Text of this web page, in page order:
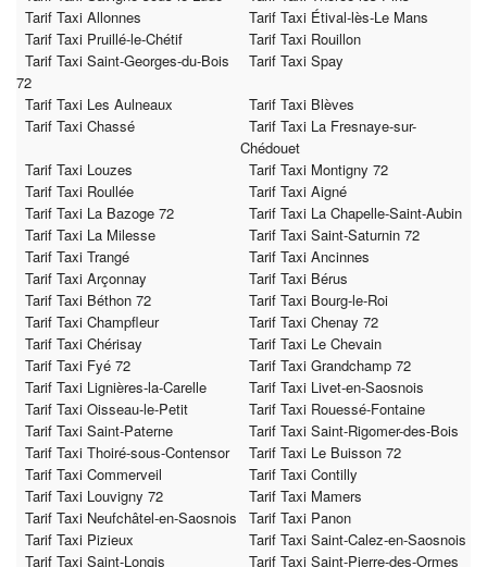
Tarif Taxi Allonnes
Tarif Taxi Étival-lès-Le Mans
Tarif Taxi Pruillé-le-Chétif
Tarif Taxi Rouillon
Tarif Taxi Saint-Georges-du-Bois
72
Tarif Taxi Spay
Tarif Taxi Les Aulneaux
Tarif Taxi Blèves
Tarif Taxi Chassé
Tarif Taxi La Fresnaye-sur-
Chédouet
Tarif Taxi Louzes
Tarif Taxi Montigny 72
Tarif Taxi Roullée
Tarif Taxi Aigné
Tarif Taxi La Bazoge 72
Tarif Taxi La Chapelle-Saint-Aubin
Tarif Taxi La Milesse
Tarif Taxi Saint-Saturnin 72
Tarif Taxi Trangé
Tarif Taxi Ancinnes
Tarif Taxi Arçonnay
Tarif Taxi Bérus
Tarif Taxi Béthon 72
Tarif Taxi Bourg-le-Roi
Tarif Taxi Champfleur
Tarif Taxi Chenay 72
Tarif Taxi Chérisay
Tarif Taxi Le Chevain
Tarif Taxi Fyé 72
Tarif Taxi Grandchamp 72
Tarif Taxi Lignières-la-Carelle
Tarif Taxi Livet-en-Saosnois
Tarif Taxi Oisseau-le-Petit
Tarif Taxi Rouessé-Fontaine
Tarif Taxi Saint-Paterne
Tarif Taxi Saint-Rigomer-des-Bois
Tarif Taxi Thoiré-sous-Contensor
Tarif Taxi Le Buisson 72
Tarif Taxi Commerveil
Tarif Taxi Contilly
Tarif Taxi Louvigny 72
Tarif Taxi Mamers
Tarif Taxi Neufchâtel-en-Saosnois
Tarif Taxi Panon
Tarif Taxi Pizieux
Tarif Taxi Saint-Calez-en-Saosnois
Tarif Taxi Saint-Longis
Tarif Taxi Saint-Pierre-des-Ormes